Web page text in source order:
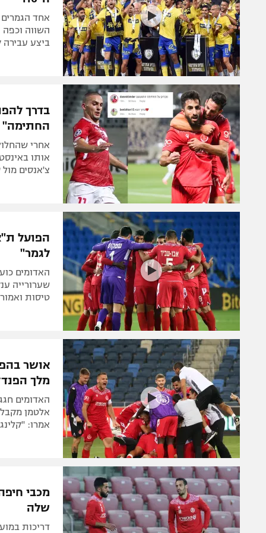
ביצע
בדרך
החתימה"
אחרי
אותו
צ'אנסים מול
הפועל
לגמר"
שערורייה
טיסות
אושר
מלך
אלטמן
אמרו:
מכבי
שלה
דריכות